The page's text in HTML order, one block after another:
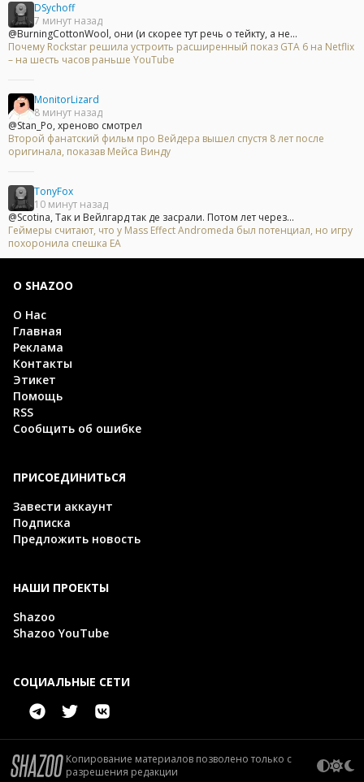
DSychoff
7 минут назад
@BurningCottonWool, они (и скорее тут речь о тейкту, а не...
Почему Rockstar решила устроить расширенный показ GTA 6 на Netflix
– на шесть часов раньше YouTube
MonitorLizard
8 минут назад
@Stan_Po, хреново смотрел
Второй фанатский фильм про Вейдера вышел спустя 8 лет после
оригинала, показав Мейса Винду
TonyFox
10 минут назад
@Scotina, Так и Вейлгард так де засрали. Потом лет через...
Геймеры считают, что у Mass Effect Andromeda был потенциал, но игру
похоронила спешка EA
О SHAZOO
О Нас
Главная
Реклама
Контакты
Этикет
Помощь
RSS
Сообщить об ошибке
ПРИСОЕДИНИТЬСЯ
Завести аккаунт
Подписка
Предложить новость
НАШИ ПРОЕКТЫ
Shazoo
Shazoo YouTube
СОЦИАЛЬНЫЕ СЕТИ
Копирование материалов позволено только с
разрешения редакции